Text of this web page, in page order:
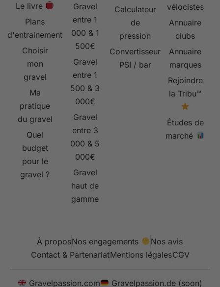
Le livre
Plans
d'entrainement
Choisir
mon
gravel
Ma
pratique
du gravel
Quel
budget
pour le
gravel ?
Gravel
entre 1
000 & 1
500€
Gravel
entre 1
500 & 3
000€
Gravel
entre 3
000 & 5
000€
Gravel
haut de
gamme
Calculateur
de
pression
Convertisseur
PSI / bar
vélocistes
Annuaire
clubs
Annuaire
marques
Rejoindre
la Tribu™
Études de
marché
À proposNos engagements
Nos avis
Contact & PartenariatMentions légalesCGV
Gravelpassion.com
Gravelpassion.de (soon)